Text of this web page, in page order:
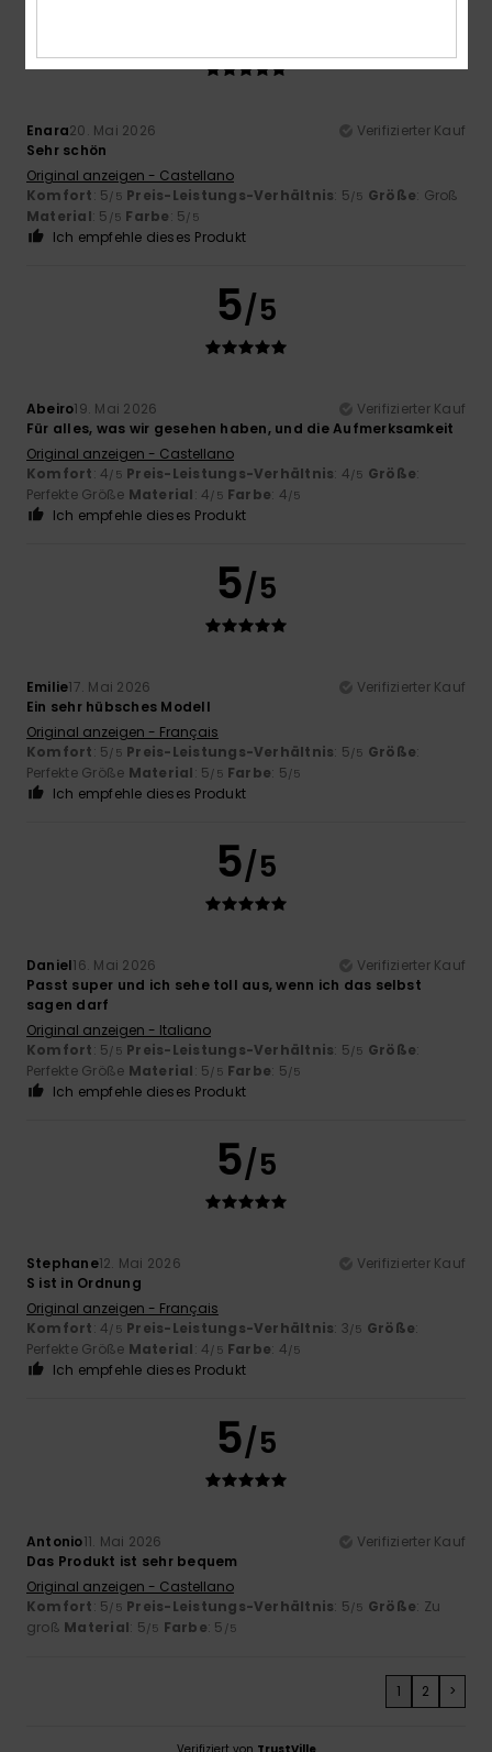
Enara20. Mai 2026
Verifizierter Kauf
Sehr schön
Original anzeigen - Castellano
Komfort: 5/5 Preis-Leistungs-Verhältnis: 5/5 Größe: Groß
Material: 5 /5 Farbe: 5/5
Ich empfehle dieses Produkt
5/5
Abeiro19. Mai 2026
Verifizierter Kauf
Für alles, was wir gesehen haben, und die Aufmerksamkeit
Original anzeigen - Castellano
Komfort: 4/5 Preis-Leistungs-Verhältnis: 4/5 Größe:
Perfekte Größe Material: 4/5 Farbe: 4/5
Ich empfehle dieses Produkt
5/5
Emilie17. Mai 2026
Verifizierter Kauf
Ein sehr hübsches Modell
Original anzeigen - Français
Komfort: 5/5 Preis-Leistungs-Verhältnis: 5/5 Größe:
Perfekte Größe Material: 5/5 Farbe: 5/5
Ich empfehle dieses Produkt
5/5
Daniel16. Mai 2026
Verifizierter Kauf
Passt super und ich sehe toll aus, wenn ich das selbst
sagen darf
Original anzeigen - Italiano
Komfort: 5/5 Preis-Leistungs-Verhältnis: 5/5 Größe:
Perfekte Größe Material: 5/5 Farbe: 5/5
Ich empfehle dieses Produkt
5/5
Stephane12. Mai 2026
Verifizierter Kauf
S ist in Ordnung
Original anzeigen - Français
Komfort: 4/5 Preis-Leistungs-Verhältnis: 3/5 Größe:
Perfekte Größe Material: 4/5 Farbe: 4/5
Ich empfehle dieses Produkt
5/5
Antonio11. Mai 2026
Verifizierter Kauf
Das Produkt ist sehr bequem
Original anzeigen - Castellano
Komfort: 5/5 Preis-Leistungs-Verhältnis: 5/5 Größe: Zu
groß Material: 5/5 Farbe: 5 /5
1 2 >